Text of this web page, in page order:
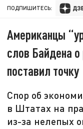
ПОДПИШИТЕСЬ:
Американцы
слов Байдена
поставил точку
Спор об
в Штатах на
из-за нелепых